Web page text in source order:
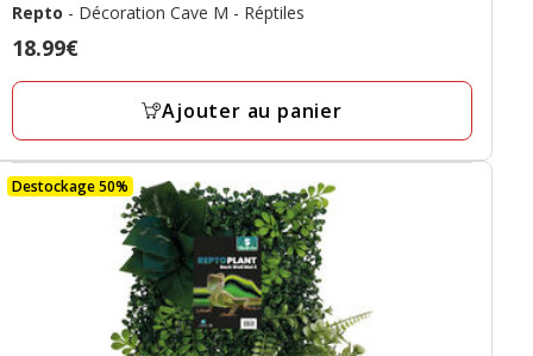
Repto - Décoration Cave M - Réptiles
Prix
18.99€
18.99€
Ajouter au panier
Destockage 50%